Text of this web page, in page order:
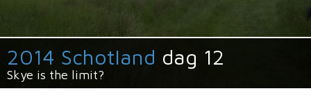
2014 Schotland dag 12
Skye is the limit?